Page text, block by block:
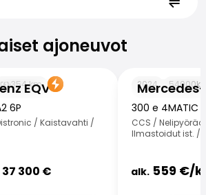
ajoneuvot
EQV
354km
6P
/ Kaistavahti /
37 300 €
Mercedes-
2024 54000
300 e 4MATIC
CCS /
Ilmastoidut ist. /
alk. 559 €/